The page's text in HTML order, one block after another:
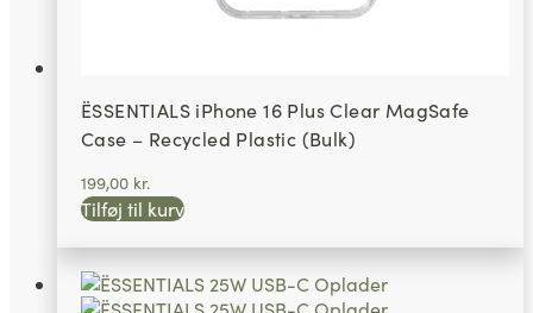
ËSSENTIALS iPhone 16 Plus Clear MagSafe
Case – Recycled Plastic (Bulk)
199,00 kr.
Tilføj til kurv